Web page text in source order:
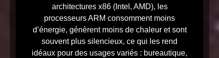
architectures x86 (Intel, AMD), les
processeurs ARM consomment moins
d’énergie, génèrent moins de chaleur et sont
souvent plus silencieux, ce qui les rend
idéaux pour des usages variés : bureautique,